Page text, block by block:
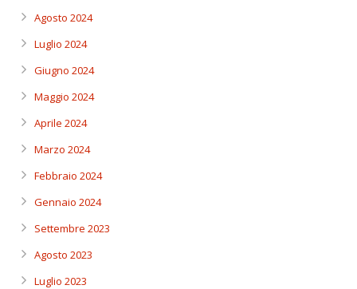
Agosto 2024
Luglio 2024
Giugno 2024
Maggio 2024
Aprile 2024
Marzo 2024
Febbraio 2024
Gennaio 2024
Settembre 2023
Agosto 2023
Luglio 2023